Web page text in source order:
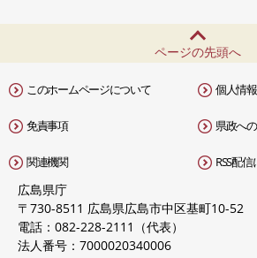
ページの先頭へ
このホームページについて 個人情
免責事項 県政へ
関連機関 RSS配
広島県庁
〒730-8511 広島県広島市中区基町10-52
電話：082-228-2111（代表）
法人番号：7000020340006